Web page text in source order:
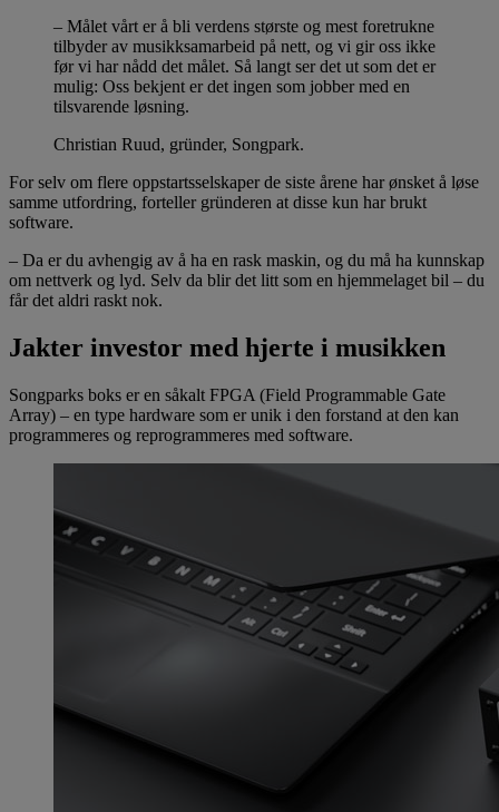
– Målet vårt er å bli verdens største og mest foretrukne
tilbyder av musikksamarbeid på nett, og vi gir oss ikke
før vi har nådd det målet. Så langt ser det ut som det er
mulig: Oss bekjent er det ingen som jobber med en
tilsvarende løsning.
Christian Ruud, gründer, Songpark.
For selv om flere oppstartsselskaper de siste årene har ønsket å løse
samme utfordring, forteller gründeren at disse kun har brukt
software.
– Da er du avhengig av å ha en rask maskin, og du må ha kunnskap
om nettverk og lyd. Selv da blir det litt som en hjemmelaget bil – du
får det aldri raskt nok.
Jakter investor med hjerte i musikken
Songparks boks er en såkalt FPGA (Field Programmable Gate
Array) – en type hardware som er unik i den forstand at den kan
programmeres og reprogrammeres med software.